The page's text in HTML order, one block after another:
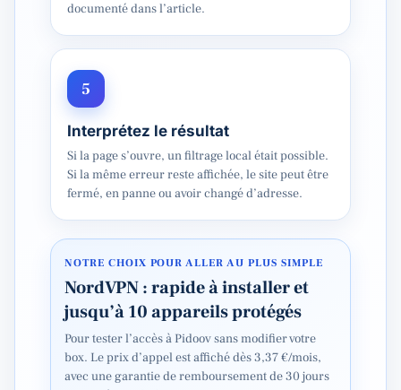
documenté dans l’article.
5
Interprétez le résultat
Si la page s’ouvre, un filtrage local était possible.
Si la même erreur reste affichée, le site peut être
fermé, en panne ou avoir changé d’adresse.
NOTRE CHOIX POUR ALLER AU PLUS SIMPLE
NordVPN : rapide à installer et
jusqu’à 10 appareils protégés
Pour tester l’accès à Pidoov sans modifier votre
box. Le prix d’appel est affiché dès 3,37 €/mois,
avec une garantie de remboursement de 30 jours